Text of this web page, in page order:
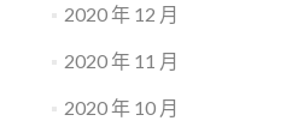
2020 年 12 月
2020 年 11 月
2020 年 10 月